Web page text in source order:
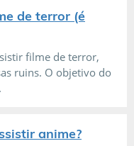
de terror (é
filme de terror,
ruins. O objetivo do
anime?